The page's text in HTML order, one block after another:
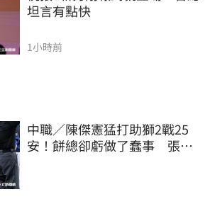
坦言有點快
1小時前
中職／陳傑憲猛打助獅2戰25
安！餅總卻虧做了蠢事 張翔